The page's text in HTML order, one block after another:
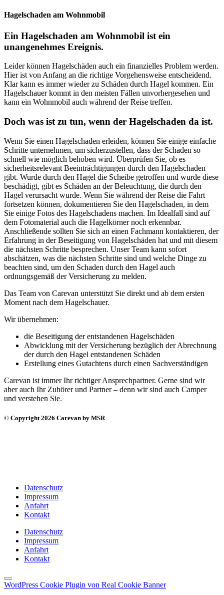
Hagelschaden am Wohnmobil
Ein Hagelschaden am Wohnmobil ist ein
unangenehmes Ereignis.
Leider können Hagelschäden auch ein finanzielles Problem werden.
Hier ist von Anfang an die richtige Vorgehensweise entscheidend.
Klar kann es immer wieder zu Schäden durch Hagel kommen. Ein
Hagelschauer kommt in den meisten Fällen unvorhergesehen und
kann ein Wohnmobil auch während der Reise treffen.
Doch was ist zu tun, wenn der Hagelschaden da ist.
Wenn Sie einen Hagelschaden erleiden, können Sie einige einfache
Schritte unternehmen, um sicherzustellen, dass der Schaden so
schnell wie möglich behoben wird. Überprüfen Sie, ob es
sicherheitsrelevant Beeinträchtigungen durch den Hagelschaden
gibt. Wurde durch den Hagel die Scheibe getroffen und wurde diese
beschädigt, gibt es Schäden an der Beleuchtung, die durch den
Hagel verursacht wurde. Wenn Sie während der Reise die Fahrt
fortsetzen können, dokumentieren Sie den Hagelschaden, in dem
Sie einige Fotos des Hagelschadens machen. Im Idealfall sind auf
dem Fotomaterial auch die Hagelkörner noch erkennbar.
Anschließende sollten Sie sich an einen Fachmann kontaktieren, der
Erfahrung in der Beseitigung von Hagelschäden hat und mit diesem
die nächsten Schritte besprechen. Unser Team kann sofort
abschätzen, was die nächsten Schritte sind und welche Dinge zu
beachten sind, um den Schaden durch den Hagel auch
ordnungsgemäß der Versicherung zu melden.
Das Team von Carevan unterstützt Sie direkt und ab dem ersten
Moment nach dem Hagelschauer.
Wir übernehmen:
die Beseitigung der entstandenen Hagelschäden
Abwicklung mit der Versicherung bezüglich der Abrechnung
der durch den Hagel entstandenen Schäden
Erstellung eines Gutachtens durch einen Sachverständigen
Carevan ist immer Ihr richtiger Ansprechpartner. Gerne sind wir
aber auch Ihr Zuhörer und Partner – denn wir sind auch Camper
und verstehen Sie.
© Copyright 2026 Carevan by MSR
Datenschutz
Impressum
Anfahrt
Kontakt
Datenschutz
Impressum
Anfahrt
Kontakt
WordPress Cookie Plugin von Real Cookie Banner